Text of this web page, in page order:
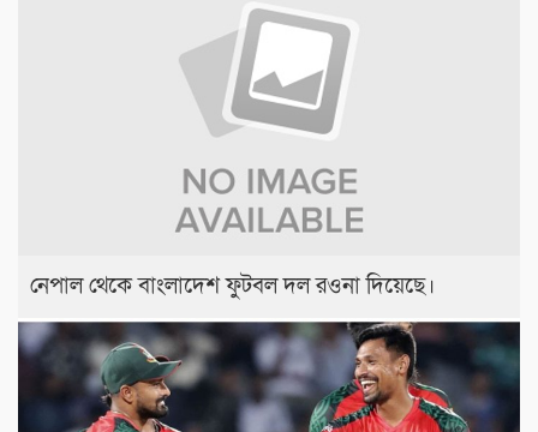
নেপাল থেকে বাংলাদেশ ফুটবল দল রওনা দিয়েছে।